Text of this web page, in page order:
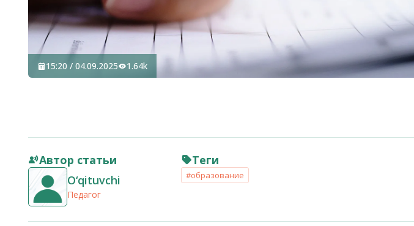
15:20 / 04.09.2025 1.64k
Автор статьи
O‘qituvchi
Педагог
Теги
#образование